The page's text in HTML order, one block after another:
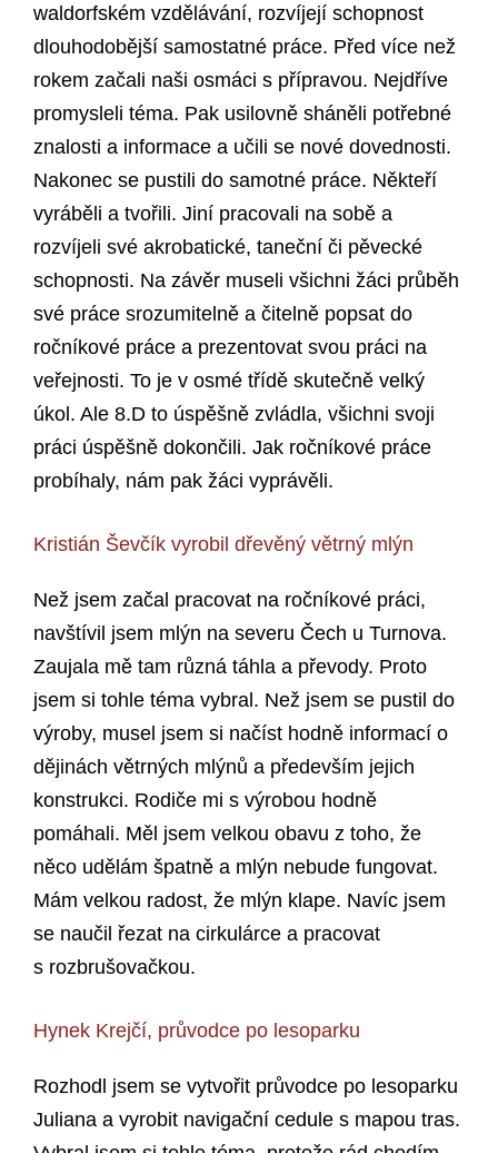
waldorfském vzdělávání, rozvíjejí schopnost
dlouhodobější samostatné práce. Před více než
rokem začali naši osmáci s přípravou. Nejdříve
promysleli téma. Pak usilovně sháněli potřebné
znalosti a informace a učili se nové dovednosti.
Nakonec se pustili do samotné práce. Někteří
vyráběli a tvořili. Jiní pracovali na sobě a
rozvíjeli své akrobatické, taneční či pěvecké
schopnosti. Na závěr museli všichni žáci průběh
své práce srozumitelně a čitelně popsat do
ročníkové práce a prezentovat svou práci na
veřejnosti. To je v osmé třídě skutečně velký
úkol. Ale 8.D to úspěšně zvládla, všichni svoji
práci úspěšně dokončili. Jak ročníkové práce
probíhaly, nám pak žáci vyprávěli.
Kristián Ševčík vyrobil dřevěný větrný mlýn
Než jsem začal pracovat na ročníkové práci,
navštívil jsem mlýn na severu Čech u Turnova.
Zaujala mě tam různá táhla a převody. Proto
jsem si tohle téma vybral. Než jsem se pustil do
výroby, musel jsem si načíst hodně informací o
dějinách větrných mlýnů a především jejich
konstrukci. Rodiče mi s výrobou hodně
pomáhali. Měl jsem velkou obavu z toho, že
něco udělám špatně a mlýn nebude fungovat.
Mám velkou radost, že mlýn klape. Navíc jsem
se naučil řezat na cirkulárce a pracovat
s rozbrušovačkou.
Hynek Krejčí, průvodce po lesoparku
Rozhodl jsem se vytvořit průvodce po lesoparku
Juliana a vyrobit navigační cedule s mapou tras.